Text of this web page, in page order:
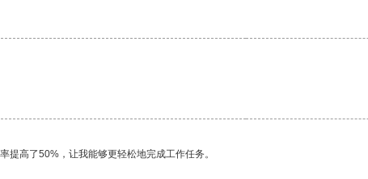
提高了50%，让我能够更轻松地完成工作任务。